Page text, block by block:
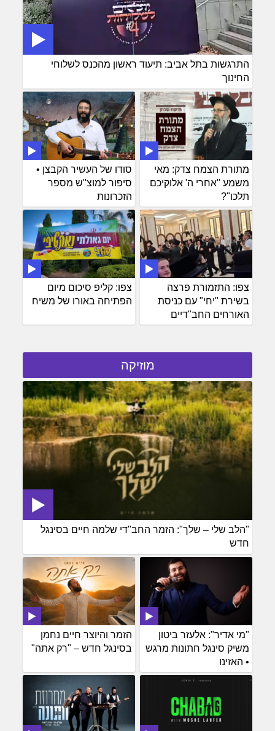
התרגשות בתל אביב: תיעוד ראשון מהכנס לשלוחי
החינוך
סודו של העשיר הקבצן •
סיפור למוצ"ש מספר
הזכרונות
מתורת הצמח צדק: מאי
משמע "אחרי ה' אלוקיכם
תלכו"?
צפו: קליפ סיכום מיום
הפתיחה באורו של משיח
צפו: התזמורת פרצה
בשירת "יחי" עם כניסת
האורחים החב"דיים
מוזיקה
"הלב שלי – שלך": הזמר החב"די שלמה חיים בסינגל
חדש
הזמר והיוצר חיים נחמן
בסינגל חדש – "רק אתה"
"מי אדיר": אלעזר ביטון
משיק סינגל חתונות מרגש
• האזינו